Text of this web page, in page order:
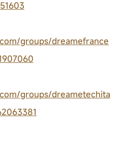
groups/dreamefrance
groups/dreametechita